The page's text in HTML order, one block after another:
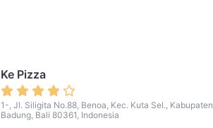
Ke Pizza
1-, Jl. Siligita No.88, Benoa, Kec. Kuta Sel., Kabupaten
Badung, Bali 80361, Indonesia